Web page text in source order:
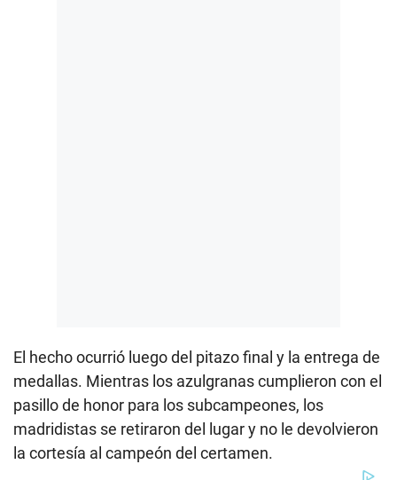
El hecho ocurrió luego del pitazo final y la entrega de
medallas. Mientras los azulgranas cumplieron con el
pasillo de honor para los subcampeones, los
madridistas se retiraron del lugar y no le devolvieron
la cortesía al campeón del certamen.